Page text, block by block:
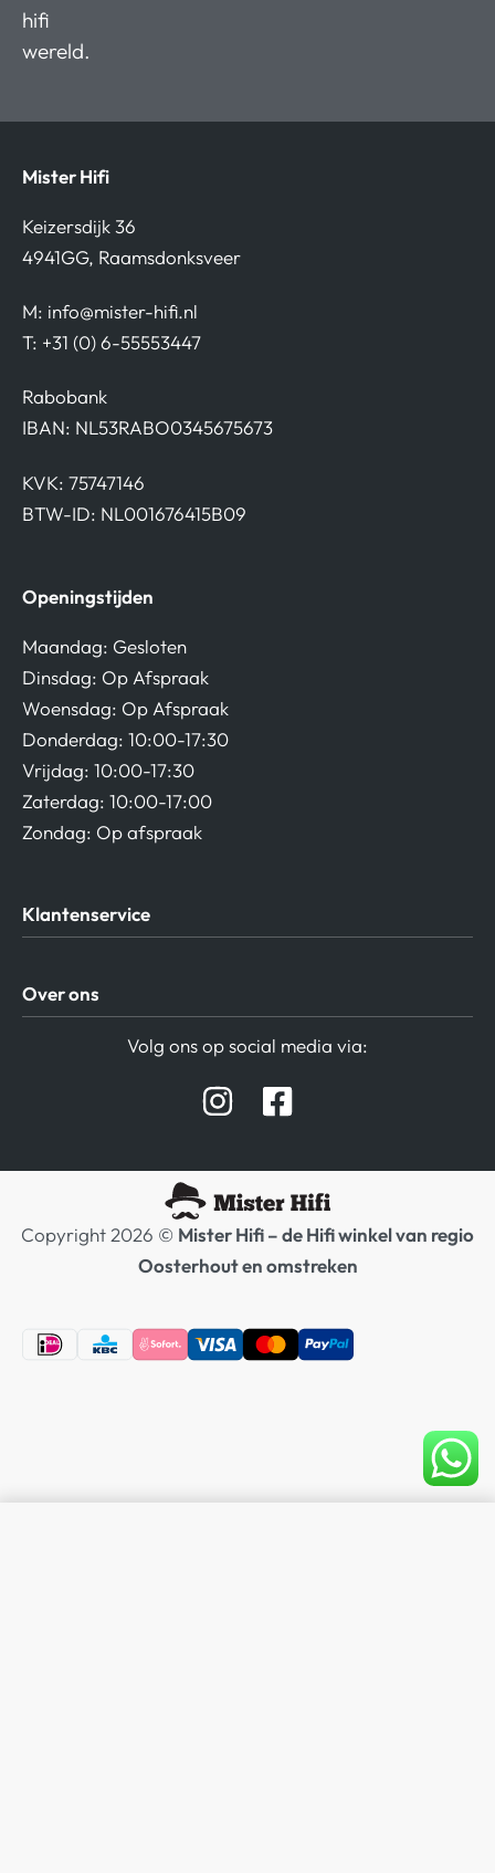
hifi
wereld.
Mister Hifi
Keizersdijk 36
4941GG, Raamsdonksveer
M: info@mister-hifi.nl
T: +31 (0) 6-55553447
Rabobank
IBAN: NL53RABO0345675673
KVK: 75747146
BTW-ID: NL001676415B09
Openingstijden
Maandag: Gesloten
Dinsdag: Op Afspraak
Woensdag: Op Afspraak
Donderdag: 10:00-17:30
Vrijdag: 10:00-17:30
Zaterdag: 10:00-17:00
Zondag: Op afspraak
Klantenservice
Privacy beleid
Verzending / Retour
Over ons
Hifi winkel Raamsdonksveer
Volg ons op social media via:
Copyright 2026 © Mister Hifi – de Hifi winkel van regio
Oosterhout en omstreken